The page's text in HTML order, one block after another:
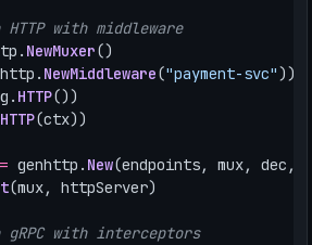
with middleware
. NewMuxer()
. NewMiddleware("payment-svc"))
. HTTP())
HTTP(ctx))
genhttp . New(endpoints, mux, dec ,
(mux, httpServer)
with interceptors